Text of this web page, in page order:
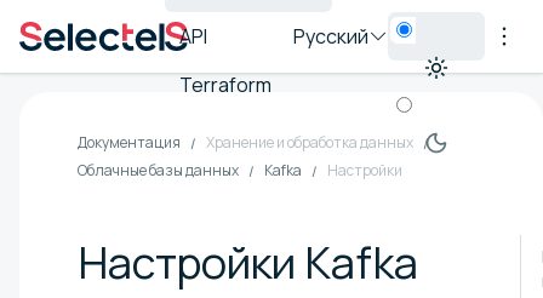
API
Terraform
Русский
Документация
Хранение и обработка данных
Облачные базы данных
Kafka Настройки
Настройки Kafka